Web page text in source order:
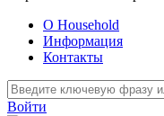
О Household
Информация
Контакты
Войти